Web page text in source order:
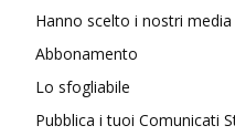
Hanno scelto i nostri media
Abbonamento
Lo sfogliabile
Pubblica i tuoi Comunicati